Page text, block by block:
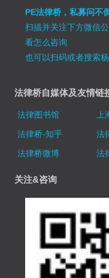
PE法律桥，私募问不
扫描并关注下方微信
看怎么咨询
也可以扫码或者搜索
法律桥自媒体及友情链
法律图书馆
法律桥-知乎
法
法律桥微博
法
关注&咨询